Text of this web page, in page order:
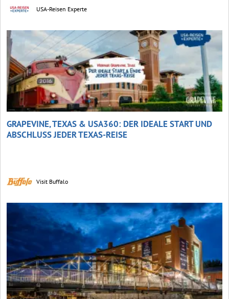
USA-Reisen Experte
GRAPEVINE, TEXAS & USA360: DER IDEALE START UND
ABSCHLUSS JEDER TEXAS-REISE
Visit Buffalo